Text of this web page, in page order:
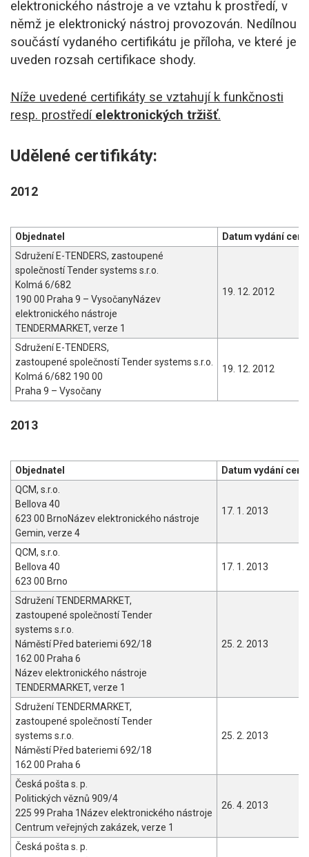
elektronického nástroje a ve vztahu k prostředí, v
němž je elektronický nástroj provozován. Nedílnou
součástí vydaného certifikátu je příloha, ve které je
uveden rozsah certifikace shody.
Níže uvedené certifikáty se vztahují k funkčnosti
resp. prostředí elektronických tržišť.
Udělené certifikáty:
2012
Objednatel
Datum vydání
Sdružení E-TENDERS, zastoupené
společností Tender systems s.r.o.
Kolmá 6/682
190 00 Praha 9 – VysočanyNázev
elektronického nástroje
TENDERMARKET, verze 1
19. 12. 2012
Sdružení E-TENDERS,
zastoupené společností Tender systems s.r.o.
Kolmá 6/682 190 00
Praha 9 – Vysočany
19. 12. 2012
2013
Objednatel
Datum vydání
QCM, s.r.o.
Bellova 40
623 00 BrnoNázev elektronického nástroje
Gemin, verze 4
17. 1. 2013
QCM, s.r.o.
Bellova 40
623 00 Brno
17. 1. 2013
Sdružení TENDERMARKET,
zastoupené společností Tender
systems s.r.o.
Náměstí Před bateriemi 692/18
162 00 Praha 6
Název elektronického nástroje
TENDERMARKET, verze 1
25. 2. 2013
Sdružení TENDERMARKET,
zastoupené společností Tender
systems s.r.o.
Náměstí Před bateriemi 692/18
162 00 Praha 6
25. 2. 2013
Česká pošta s. p.
Politických věznů 909/4
225 99 Praha 1Název elektronického nástroje
Centrum veřejných zakázek, verze 1
26. 4. 2013
Česká pošta s. p.